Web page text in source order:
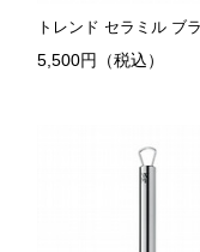
トレンド セラミル ブ
5,500円（税込）